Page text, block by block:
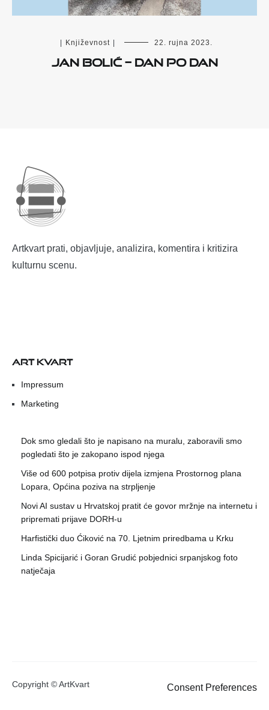
Književnost 22. rujna 2023.
Jan Bolić – Dan po dan
Artkvart prati, objavljuje, analizira, komentira i kritizira
kulturnu scenu.
ART KVART
Impressum
Marketing
Dok smo gledali što je napisano na muralu, zaboravili smo
pogledati što je zakopano ispod njega
Više od 600 potpisa protiv dijela izmjena Prostornog plana
Lopara, Općina poziva na strpljenje
Novi AI sustav u Hrvatskoj pratit će govor mržnje na internetu i
pripremati prijave DORH-u
Harfistički duo Ćiković na 70. Ljetnim priredbama u Krku
Linda Spicijarić i Goran Grudić pobjednici srpanjskog foto
natječaja
Copyright © ArtKvart Consent Preferences